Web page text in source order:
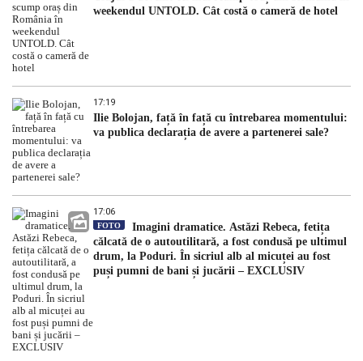
weekendul UNTOLD. Cât costă o cameră de hotel
17:19
Ilie Bolojan, față în față cu întrebarea momentului:
va publica declarația de avere a partenerei sale?
17:06
FOTO
Imagini dramatice. Astăzi Rebeca, fetița
călcată de o autoutilitară, a fost condusă pe ultimul
drum, la Poduri. În sicriul alb al micuței au fost
puși pumni de bani și jucării – EXCLUSIV